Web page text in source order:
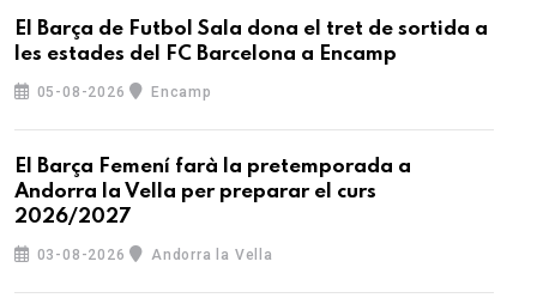
El Barça de Futbol Sala dona el tret de sortida a
les estades del FC Barcelona a Encamp
05-08-2026 Encamp
El Barça Femení farà la pretemporada a
Andorra la Vella per preparar el curs
2026/2027
03-08-2026 Andorra la Vella